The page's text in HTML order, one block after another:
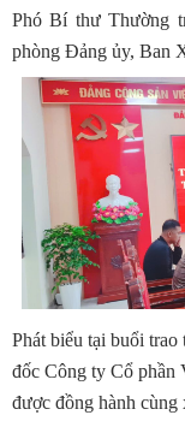
Phó Bí thư Thường
phòng Đảng ủy, Ban
Phát biểu tại buổi
đốc Công ty Cổ phần
được đồng hành